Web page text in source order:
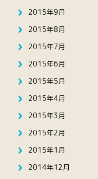
2015年9月
2015年8月
2015年7月
2015年6月
2015年5月
2015年4月
2015年3月
2015年2月
2015年1月
2014年12月